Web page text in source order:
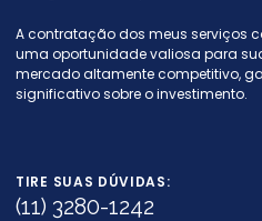
A contratação dos meus serviços
uma oportunidade valiosa para
mercado altamente competitivo,
significativo sobre o investimento.
TIRE SUAS DÚVIDAS:
(11) 3280-1242